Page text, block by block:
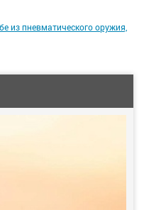
из пневматического оружия,